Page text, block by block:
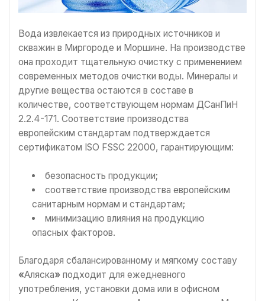
Вода извлекается из природных источников и
скважин в Миргороде и Моршине. На производстве
она проходит тщательную очистку с применением
современных методов очистки воды. Минералы и
другие вещества остаются в составе в
количестве, соответствующем нормам ДСанПиН
2.2.4-171. Соответствие производства
европейским стандартам подтверждается
сертификатом ISO FSSC 22000, гарантирующим:
безопасность продукции;
соответствие производства европейским
санитарным нормам и стандартам;
минимизацию влияния на продукцию
опасных факторов.
Благодаря сбалансированному и мягкому составу
«Аляска» подходит для ежедневного
употребления, установки дома или в офисном